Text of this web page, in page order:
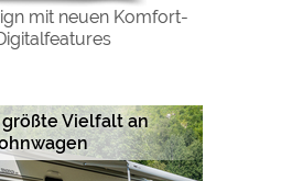
mit neuen Komfort-
Vielfalt an